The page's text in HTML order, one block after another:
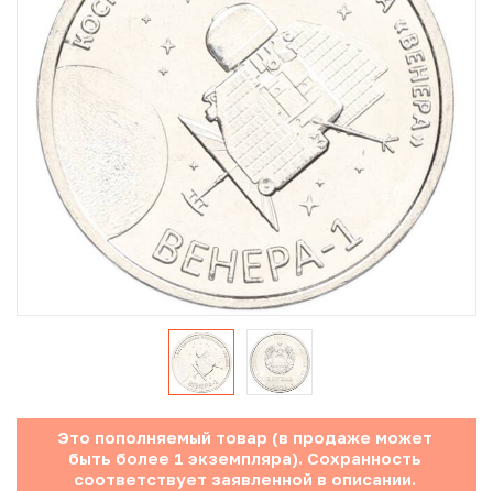
Юбилейные монеты Банка России (с 1999 года)
Памятные и инвестиционные монеты СССР и России
Иностранные монеты
Неофициальные выпуски монет (Unusual)
Античные и средневековые монеты
Инвестиционные монеты
Это пополняемый товар (в продаже может
быть более 1 экземпляра). Сохранность
соответствует заявленной в описании.